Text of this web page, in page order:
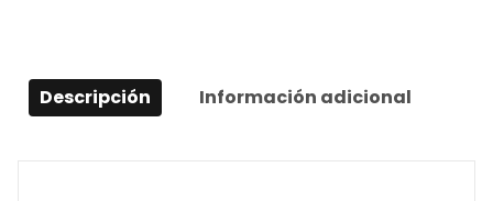
Descripción Información adicional